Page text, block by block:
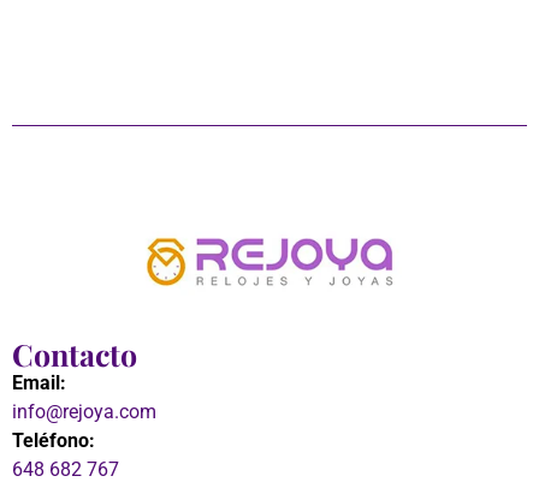
Contacto
Email:
info@rejoya.com
Teléfono:
648 682 767